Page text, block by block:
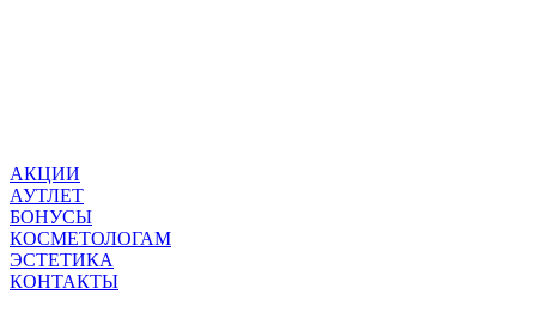
АКЦИИ
АУТЛЕТ
БОНУСЫ
КОСМЕТОЛОГАМ
ЭСТЕТИКА
КОНТАКТЫ